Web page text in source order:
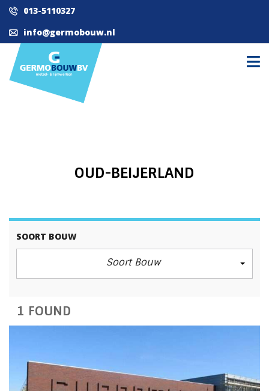
013-5110327
info@germobouw.nl
OUD-BEIJERLAND
SOORT BOUW
Soort Bouw
1 FOUND